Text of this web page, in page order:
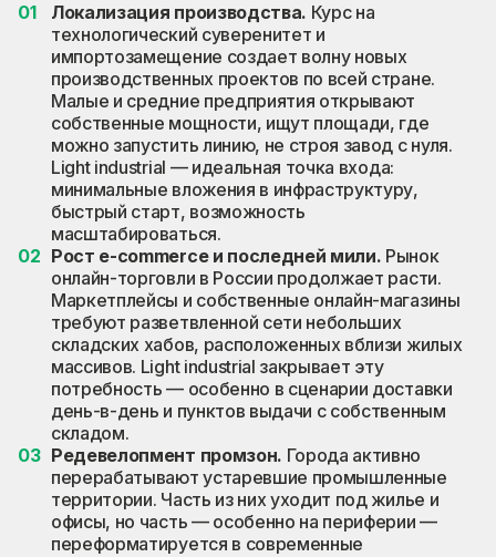
Локализация производства. Курс на
технологический суверенитет и
импортозамещение создает волну новых
производственных проектов по всей стране.
Малые и средние предприятия открывают
собственные мощности, ищут площади, где
можно запустить линию, не строя завод с нуля.
Light industrial — идеальная точка входа:
минимальные вложения в инфраструктуру,
быстрый старт, возможность
масштабироваться.
Рост e-commerce и последней мили. Рынок
онлайн-торговли в России продолжает расти.
Маркетплейсы и собственные онлайн-магазины
требуют разветвленной сети небольших
складских хабов, расположенных вблизи жилых
массивов. Light industrial закрывает эту
потребность — особенно в сценарии доставки
день-в-день и пунктов выдачи с собственным
складом.
Редевелопмент промзон. Города активно
перерабатывают устаревшие промышленные
территории. Часть из них уходит под жилье и
офисы, но часть — особенно на периферии —
переформатируется в современные